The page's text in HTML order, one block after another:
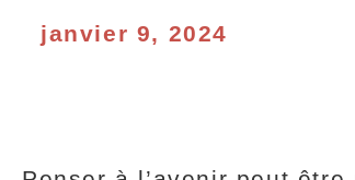
janvier 9, 2024